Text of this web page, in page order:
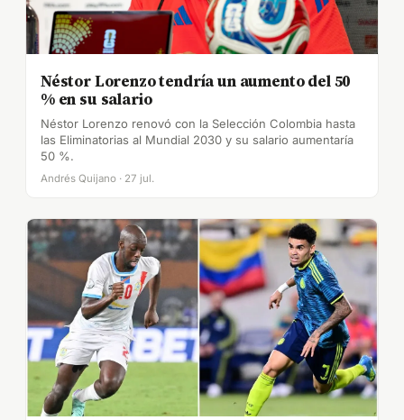
Néstor Lorenzo tendría un aumento del 50
% en su salario
Néstor Lorenzo renovó con la Selección Colombia hasta
las Eliminatorias al Mundial 2030 y su salario aumentaría
50 %.
Andrés Quijano · 27 jul.